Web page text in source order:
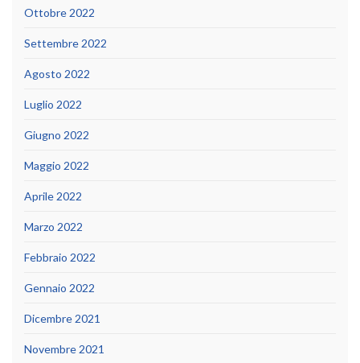
Ottobre 2022
Settembre 2022
Agosto 2022
Luglio 2022
Giugno 2022
Maggio 2022
Aprile 2022
Marzo 2022
Febbraio 2022
Gennaio 2022
Dicembre 2021
Novembre 2021